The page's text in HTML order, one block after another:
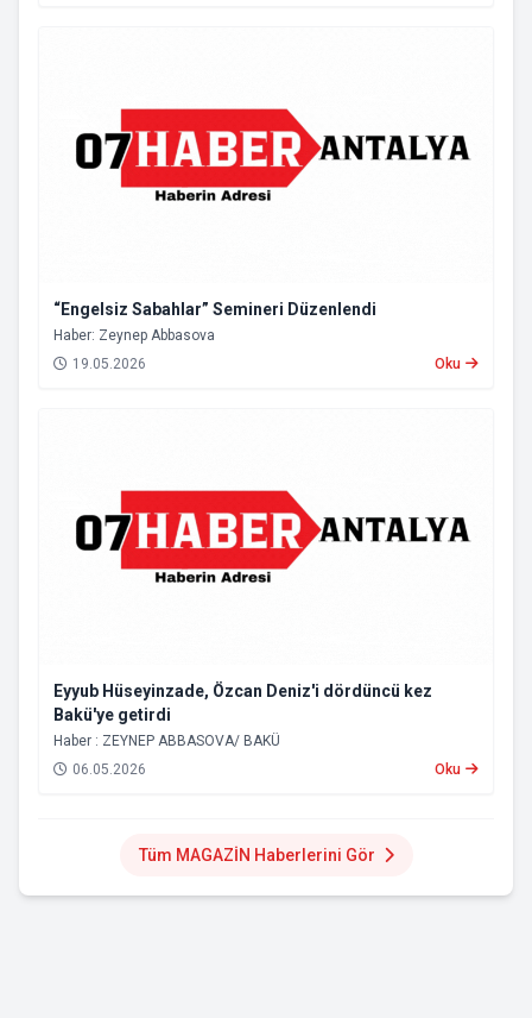
“Engelsiz Sabahlar” Semineri Düzenlendi
Haber: Zeynep Abbasova
19.05.2026
Oku
Eyyub Hüseyinzade, Özcan Deniz'i dördüncü kez
Bakü'ye getirdi
Haber : ZEYNEP ABBASOVA/ BAKÜ
06.05.2026
Oku
Tüm MAGAZİN Haberlerini Gör